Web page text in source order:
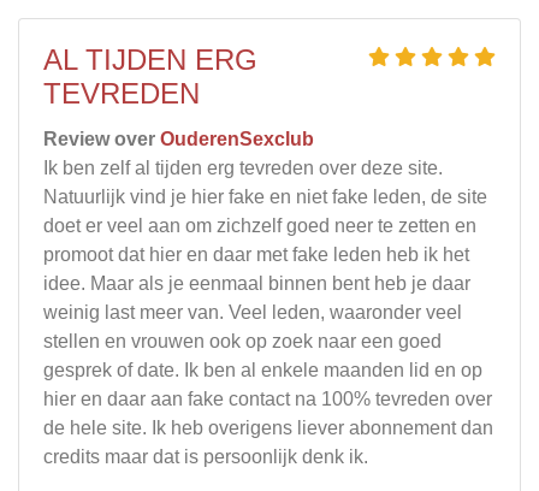
AL TIJDEN ERG
TEVREDEN
Review over OuderenSexclub
Ik ben zelf al tijden erg tevreden over deze site.
Natuurlijk vind je hier fake en niet fake leden, de site
doet er veel aan om zichzelf goed neer te zetten en
promoot dat hier en daar met fake leden heb ik het
idee. Maar als je eenmaal binnen bent heb je daar
weinig last meer van. Veel leden, waaronder veel
stellen en vrouwen ook op zoek naar een goed
gesprek of date. Ik ben al enkele maanden lid en op
hier en daar aan fake contact na 100% tevreden over
de hele site. Ik heb overigens liever abonnement dan
credits maar dat is persoonlijk denk ik.